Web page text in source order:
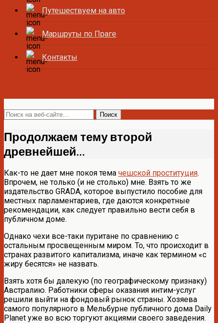
Путешествуем на авто
Маршруты по Праге
Контакты
Продолжаем тему второй
древнейшей…
Как-то не дает мне покоя тема чешской проституция.
Впрочем, не только (и не столько) мне. Взять то же
издательство GRADA, которое выпустило пособие для
местных парламентариев, где даются конкретные
рекомендации, как следует правильно вести себя в
публичном доме.
Однако чехи все-таки пуритане по сравнению с
остальным просвещенным миром. То, что происходит в
странах развитого капитализма, иначе как термином «с
жиру бесятся» не назвать.
Взять хотя бы далекую (по географическому признаку)
Австралию. Работники сферы оказания интим-услуг
решили выйти на фондовый рынок страны. Хозяева
самого популярного в Мельбурне публичного дома Daily
Planet уже во всю торгуют акциями своего заведения.